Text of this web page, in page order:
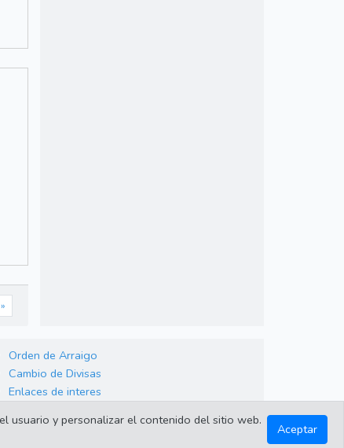
»
Orden de Arraigo
Cambio de Divisas
Enlaces de interes
usuario y personalizar el contenido del sitio web.
Aceptar